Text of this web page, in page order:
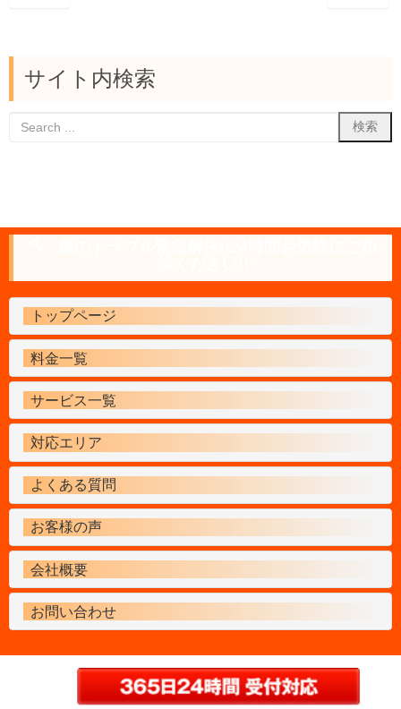
サイト内検索
トップページ
料金一覧
サービス一覧
対応エリア
よくある質問
お客様の声
会社概要
お問い合わせ